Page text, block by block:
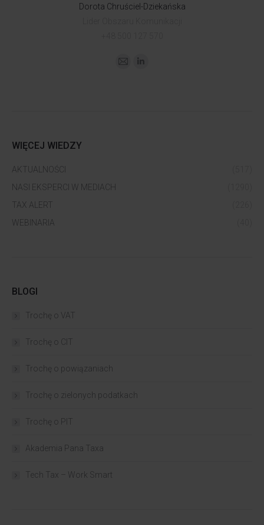
Dorota Chruściel-Dziekańska
WIĘCEJ WIEDZY
AKTUALNOŚCI
NASI EKSPERCI W MEDIACH
TAX ALERT
WEBINARIA
BLOGI
Trochę o VAT
Trochę o CIT
Trochę o powiązaniach​
Trochę o zielonych podatkach
Trochę o PIT
Akademia Pana Taxa
Tech Tax – Work Smart